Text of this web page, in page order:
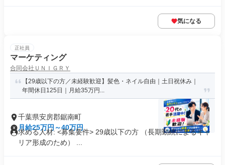
気になる
正社員
マーケティング
合同会社ＵＮＩＧＲＹ
【29歳以下の方／未経験歓迎】髪色・ネイル自由｜土日祝休み｜
年間休日125日｜月給35万円...
千葉県安房郡鋸南町
月給25万円～40万円
求める人材: <募集要件> 29歳以下の方 （長期勤続によるキャ
リア形成のため） ...